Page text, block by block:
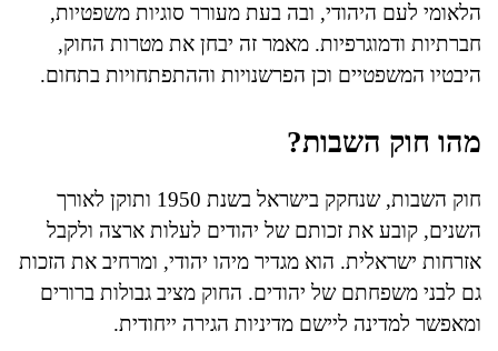
הלאומי לעם היהודי, ובה בעת מעורר סוגיות משפטיות,
חברתיות ודמוגרפיות. מאמר זה יבחן את מטרות החוק,
היבטיו המשפטיים וכן הפרשנויות וההתפתחויות בתחום.
מהו חוק השבות?
חוק השבות, שנחקק בישראל בשנת 1950 ותוקן לאורך
השנים, קובע את זכותם של יהודים לעלות ארצה ולקבל
אזרחות ישראלית. הוא מגדיר מיהו יהודי, ומרחיב את הזכות
גם לבני משפחתם של יהודים. החוק מציב גבולות ברורים
ומאפשר למדינה ליישם מדיניות הגירה ייחודית.